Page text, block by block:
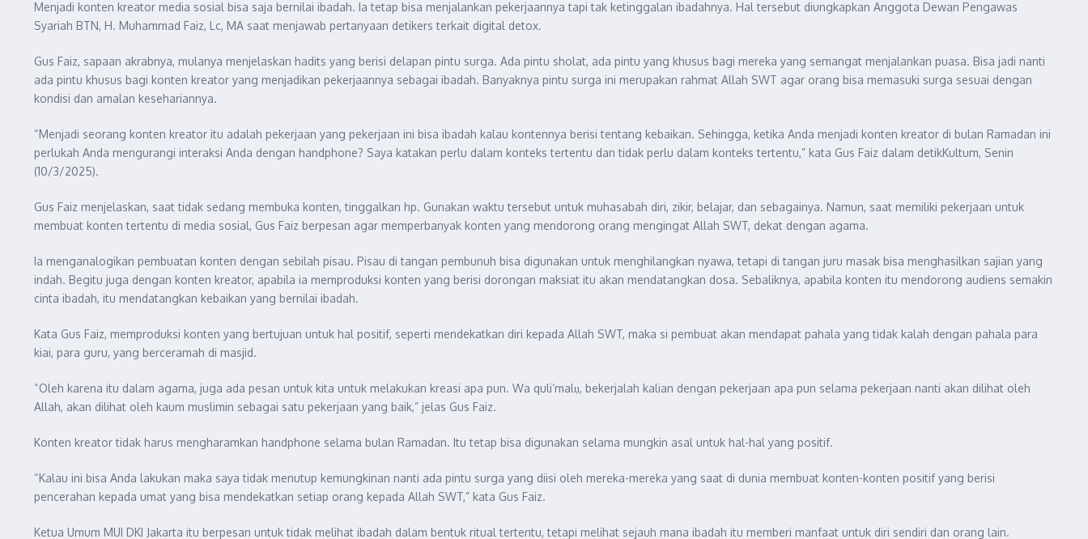
Menjadi konten kreator media sosial bisa saja bernilai ibadah. Ia tetap bisa menjalankan pekerjaannya tapi tak ketinggalan ibadahnya. Hal tersebut diungkapkan Anggota Dewan Pengawas
Syariah BTN, H. Muhammad Faiz, Lc, MA saat menjawab pertanyaan detikers terkait digital detox.
Gus Faiz, sapaan akrabnya, mulanya menjelaskan hadits yang berisi delapan pintu surga. Ada pintu sholat, ada pintu yang khusus bagi mereka yang semangat menjalankan puasa. Bisa jadi nanti
ada pintu khusus bagi konten kreator yang menjadikan pekerjaannya sebagai ibadah. Banyaknya pintu surga ini merupakan rahmat Allah SWT agar orang bisa memasuki surga sesuai dengan
kondisi dan amalan kesehariannya.
“Menjadi seorang konten kreator itu adalah pekerjaan yang pekerjaan ini bisa ibadah kalau kontennya berisi tentang kebaikan. Sehingga, ketika Anda menjadi konten kreator di bulan Ramadan ini
perlukah Anda mengurangi interaksi Anda dengan handphone? Saya katakan perlu dalam konteks tertentu dan tidak perlu dalam konteks tertentu,” kata Gus Faiz dalam detikKultum, Senin
(10/3/2025).
Gus Faiz menjelaskan, saat tidak sedang membuka konten, tinggalkan hp. Gunakan waktu tersebut untuk muhasabah diri, zikir, belajar, dan sebagainya. Namun, saat memiliki pekerjaan untuk
membuat konten tertentu di media sosial, Gus Faiz berpesan agar memperbanyak konten yang mendorong orang mengingat Allah SWT, dekat dengan agama.
Ia menganalogikan pembuatan konten dengan sebilah pisau. Pisau di tangan pembunuh bisa digunakan untuk menghilangkan nyawa, tetapi di tangan juru masak bisa menghasilkan sajian yang
indah. Begitu juga dengan konten kreator, apabila ia memproduksi konten yang berisi dorongan maksiat itu akan mendatangkan dosa. Sebaliknya, apabila konten itu mendorong audiens semakin
cinta ibadah, itu mendatangkan kebaikan yang bernilai ibadah.
Kata Gus Faiz, memproduksi konten yang bertujuan untuk hal positif, seperti mendekatkan diri kepada Allah SWT, maka si pembuat akan mendapat pahala yang tidak kalah dengan pahala para
kiai, para guru, yang berceramah di masjid.
“Oleh karena itu dalam agama, juga ada pesan untuk kita untuk melakukan kreasi apa pun. Wa quli’malụ, bekerjalah kalian dengan pekerjaan apa pun selama pekerjaan nanti akan dilihat oleh
Allah, akan dilihat oleh kaum muslimin sebagai satu pekerjaan yang baik,” jelas Gus Faiz.
Konten kreator tidak harus mengharamkan handphone selama bulan Ramadan. Itu tetap bisa digunakan selama mungkin asal untuk hal-hal yang positif.
“Kalau ini bisa Anda lakukan maka saya tidak menutup kemungkinan nanti ada pintu surga yang diisi oleh mereka-mereka yang saat di dunia membuat konten-konten positif yang berisi
pencerahan kepada umat yang bisa mendekatkan setiap orang kepada Allah SWT,” kata Gus Faiz.
Ketua Umum MUI DKI Jakarta itu berpesan untuk tidak melihat ibadah dalam bentuk ritual tertentu, tetapi melihat sejauh mana ibadah itu memberi manfaat untuk diri sendiri dan orang lain.